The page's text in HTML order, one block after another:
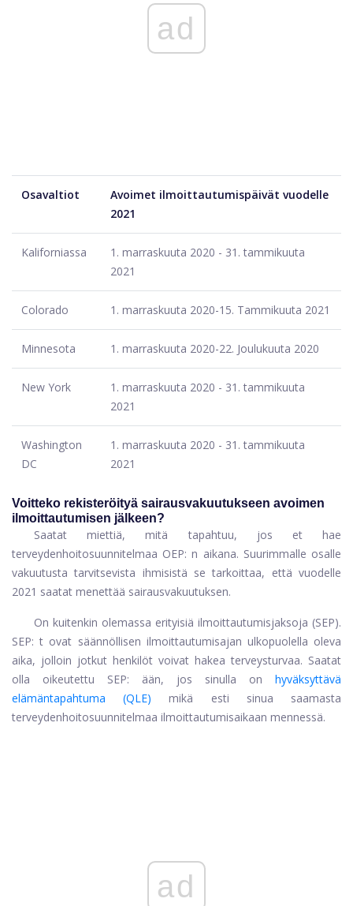
ad
Osavaltiot
Avoimet ilmoittautumispäivät vuodelle
2021
Kaliforniassa
1. marraskuuta 2020 - 31. tammikuuta
2021
Colorado 1. marraskuuta 2020-15. Tammikuuta 2021
Minnesota 1. marraskuuta 2020-22. Joulukuuta 2020
New York
1. marraskuuta 2020 - 31. tammikuuta
2021
Washington
DC
1. marraskuuta 2020 - 31. tammikuuta
2021
Voitteko rekisteröityä sairausvakuutukseen avoimen
ilmoittautumisen jälkeen?
Saatat miettiä, mitä tapahtuu, jos et hae
terveydenhoitosuunnitelmaa OEP: n aikana. Suurimmalle osalle
vakuutusta tarvitsevista ihmisistä se tarkoittaa, että vuodelle
2021 saatat menettää sairausvakuutuksen.
On kuitenkin olemassa erityisiä ilmoittautumisjaksoja (SEP).
SEP: t ovat säännöllisen ilmoittautumisajan ulkopuolella oleva
aika, jolloin jotkut henkilöt voivat hakea terveysturvaa. Saatat
olla oikeutettu SEP: ään, jos sinulla on
hyväksyttävä
elämäntapahtuma (QLE)
mikä esti sinua saamasta
terveydenhoitosuunnitelmaa ilmoittautumisaikaan mennessä.
ad